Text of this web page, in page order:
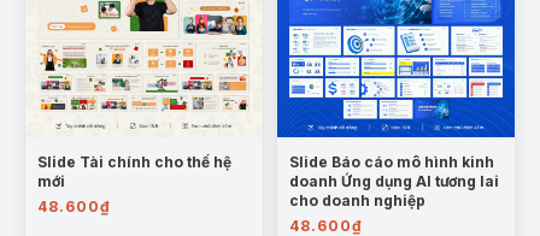
Slide Tài chính cho thế hệ
mới
48.600₫
Slide Báo cáo mô hình kinh
doanh Ứng dụng AI tương lai
cho doanh nghiệp
48.600₫